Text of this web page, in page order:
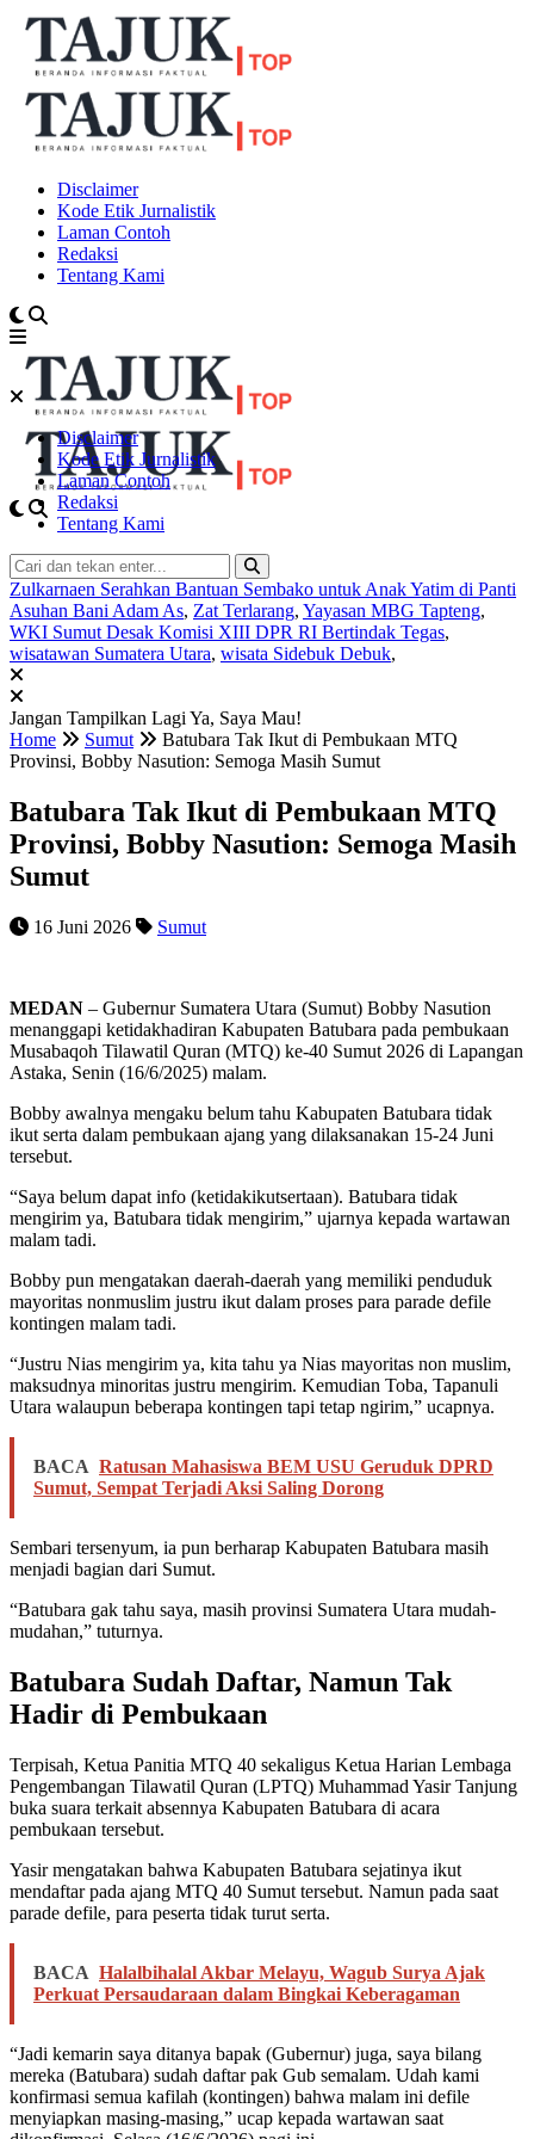
Disclaimer
Kode Etik Jurnalistik
Laman Contoh
Redaksi
Tentang Kami
Disclaimer
Kode Etik Jurnalistik
Laman Contoh
Redaksi
Tentang Kami
Zulkarnaen Serahkan Bantuan Sembako untuk Anak Yatim di Panti
Asuhan Bani Adam As, Zat Terlarang, Yayasan MBG Tapteng,
WKI Sumut Desak Komisi XIII DPR RI Bertindak Tegas,
wisatawan Sumatera Utara, wisata Sidebuk Debuk,
Jangan Tampilkan Lagi Ya, Saya Mau!
Home
Sumut
Batubara Tak Ikut di Pembukaan MTQ
Provinsi, Bobby Nasution: Semoga Masih Sumut
Batubara Tak Ikut di Pembukaan MTQ
Provinsi, Bobby Nasution: Semoga Masih
Sumut
16 Juni 2026 Sumut
MEDAN – Gubernur Sumatera Utara (Sumut) Bobby Nasution
menanggapi ketidakhadiran Kabupaten Batubara pada pembukaan
Musabaqoh Tilawatil Quran (MTQ) ke-40 Sumut 2026 di Lapangan
Astaka, Senin (16/6/2025) malam.
Bobby awalnya mengaku belum tahu Kabupaten Batubara tidak
ikut serta dalam pembukaan ajang yang dilaksanakan 15-24 Juni
tersebut.
“Saya belum dapat info (ketidakikutsertaan). Batubara tidak
mengirim ya, Batubara tidak mengirim,” ujarnya kepada wartawan
malam tadi.
Bobby pun mengatakan daerah-daerah yang memiliki penduduk
mayoritas nonmuslim justru ikut dalam proses para parade defile
kontingen malam tadi.
“Justru Nias mengirim ya, kita tahu ya Nias mayoritas non muslim,
maksudnya minoritas justru mengirim. Kemudian Toba, Tapanuli
Utara walaupun beberapa kontingen tapi tetap ngirim,” ucapnya.
BACA Ratusan Mahasiswa BEM USU Geruduk DPRD
Sumut, Sempat Terjadi Aksi Saling Dorong
Sembari tersenyum, ia pun berharap Kabupaten Batubara masih
menjadi bagian dari Sumut.
“Batubara gak tahu saya, masih provinsi Sumatera Utara mudah-
mudahan,” tuturnya.
Batubara Sudah Daftar, Namun Tak
Hadir di Pembukaan
Terpisah, Ketua Panitia MTQ 40 sekaligus Ketua Harian Lembaga
Pengembangan Tilawatil Quran (LPTQ) Muhammad Yasir Tanjung
buka suara terkait absennya Kabupaten Batubara di acara
pembukaan tersebut.
Yasir mengatakan bahwa Kabupaten Batubara sejatinya ikut
mendaftar pada ajang MTQ 40 Sumut tersebut. Namun pada saat
parade defile, para peserta tidak turut serta.
BACA Halalbihalal Akbar Melayu, Wagub Surya Ajak
Perkuat Persaudaraan dalam Bingkai Keberagaman
“Jadi kemarin saya ditanya bapak (Gubernur) juga, saya bilang
mereka (Batubara) sudah daftar pak Gub semalam. Udah kami
konfirmasi semua kafilah (kontingen) bahwa malam ini defile
menyiapkan masing-masing,” ucap kepada wartawan saat